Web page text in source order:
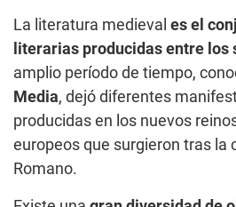
La literatura medieval es el
literarias producidas entre los
amplio período de tiempo,
Media, dejó diferentes
producidas en los nuevos
europeos que surgieron tras la
Romano.